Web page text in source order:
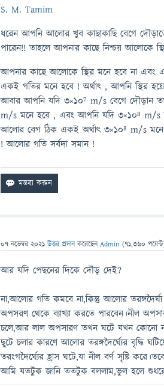
S. M. Tamim
ধরেন আপনি আলোর খুব কাছাকাছি বেগে
পারেন!! তাহলে আপনার কাছে নিশ্চয় আলোকে
আপনার কাছে আলোকে স্থির মনে হবে না
একই গতির মনে হবে ! অর্থাৎ , আপনি স্থির
আবার আপনি যদি 3×10⁷ m/s বেগে দৌড়ান
m/s মনে হবে , এবং আপনি যদি 3×10⁸ m/s
আলোর বেগ ঠিক একই অর্থাৎ 3×10⁸ m/s
! আলোর গতি সর্বদা সমান !
07 নভেম্বর 2021 উত্তর প্রদান করেছেনAdmin (71,360
আর যদি পেছনের দিকে দৌড় দেই?
না,আলোর গতি কমবে না,কিন্তু আলোর
অপসরণ থেকে ব্যাখ্যা করতে পারবেন।নীল
চলে,আর লাল অপসারণ তখন ঘটে যখন কোনো
ছুটে চলার কারণে আলোর তরঙ্গদৈর্ঘ্যের বৃদ্ধি
তরংগদৈর্ঘ্যের হ্রাস ঘটে,যা নীল বর্ণ সৃষ্টি
আমি যতটুক জানি ততটুক বললাম,ভুল হলে